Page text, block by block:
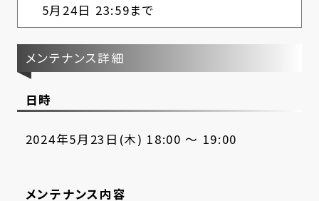
5月24日 23:59まで
メンテナンス詳細
日時
2024年5月23日(木) 18:00 ～ 19:00
メンテナンス内容